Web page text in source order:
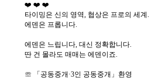
❤️ ❤️ ❤️
타이밍은 신의 영역, 협상은 프로의 세계.
에덴은 프롭니다.
에덴은 느립니다, 대신 정확합니다.
딴 건 몰라도 매매는 에덴이죠.
☏ 「공동중개·3인 공동중개」환영